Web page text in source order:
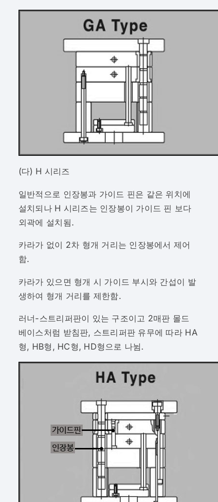
(다) H 시리즈
일반적으로 인장봉과 가이드 핀은 같은 위치에
설치되나 H 시리즈는 인장봉이 가이드 핀 보다
외곽에 설치됨.
카라가 없이 2차 형개 거리는 인장봉에서 제어
함.
카라가 있으면 형개 시 가이드 부시와 간섭이 발
생하여 형개 거리를 제한함.
러너-스트리퍼판이 있는 구조이고 2매판 몰드
베이스처럼 받침판, 스트리퍼판 유무에 따라 HA
형, HB형, HC형, HD형으로 나뉨.